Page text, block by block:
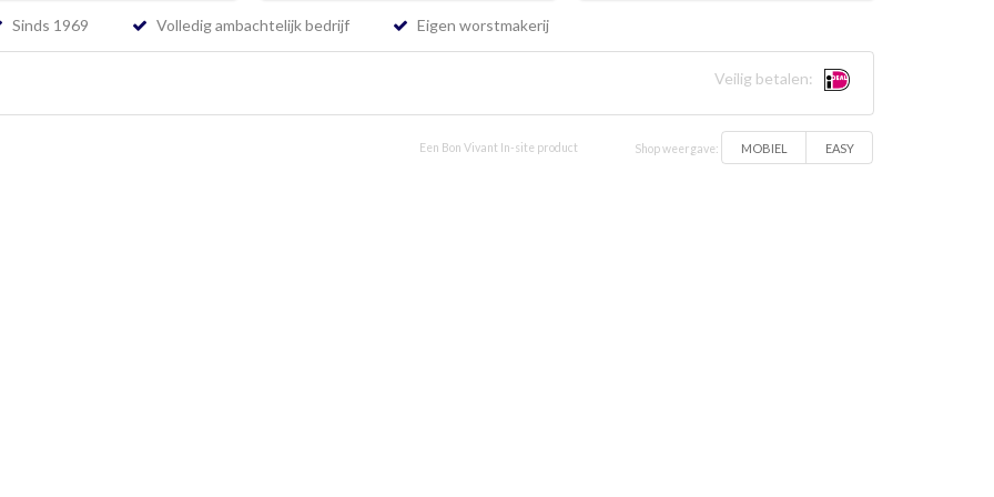
Sinds 1969 Volledig ambachtelijk bedrijf Eigen worstmakerij
Veilig betalen:
Een Bon Vivant In-site product Shop weergave: MOBIEL EASY